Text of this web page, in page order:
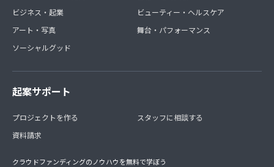
ビジネス・起業
アート・写真
ソーシャルグッド
ビューティー・ヘルスケア
舞台・パフォーマンス
起案サポート
プロジェクトを作る
資料請求
スタッフに相談する
クラウドファンディングのノウハウを無料で学ぼう